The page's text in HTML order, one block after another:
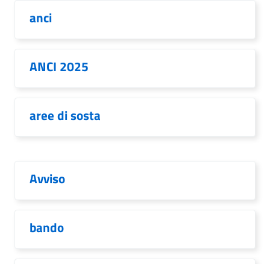
anci
ANCI 2025
aree di sosta
Avviso
bando